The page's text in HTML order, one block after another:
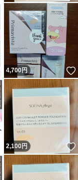
いいね！
4,700円
いいね！
2,100円